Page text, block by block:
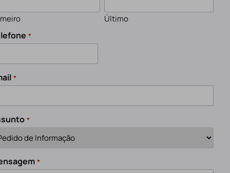
Último
*
*
*
*